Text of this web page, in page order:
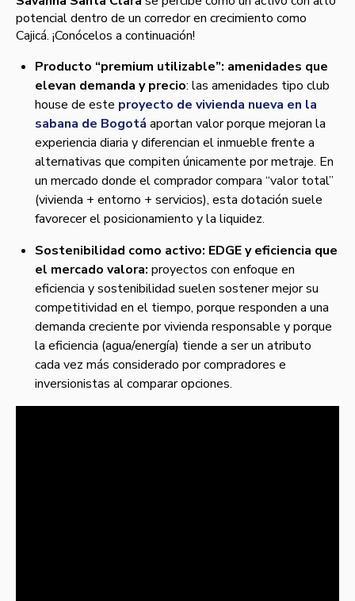
potencial dentro de un corredor en crecimiento como
Cajicá. ¡Conócelos a continuación!
Producto “premium utilizable”: amenidades que
elevan demanda y precio: las amenidades tipo club
house de este proyecto de vivienda nueva en la
sabana de Bogotá aportan valor porque mejoran la
experiencia diaria y diferencian el inmueble frente a
alternativas que compiten únicamente por metraje. En
un mercado donde el comprador compara “valor total”
(vivienda + entorno + servicios), esta dotación suele
favorecer el posicionamiento y la liquidez.
Sostenibilidad como activo: EDGE y eficiencia que
el mercado valora: proyectos con enfoque en
eficiencia y sostenibilidad suelen sostener mejor su
competitividad en el tiempo, porque responden a una
demanda creciente por vivienda responsable y porque
la eficiencia (agua/energía) tiende a ser un atributo
cada vez más considerado por compradores e
inversionistas al comparar opciones.